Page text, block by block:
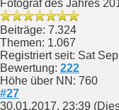
Fotograf des Jahres
Beiträge: 7.324
Themen: 1.067
Registriert seit: Sat
Bewertung: 222
Höhe über NN: 760
#27
30.01.2017, 23:39